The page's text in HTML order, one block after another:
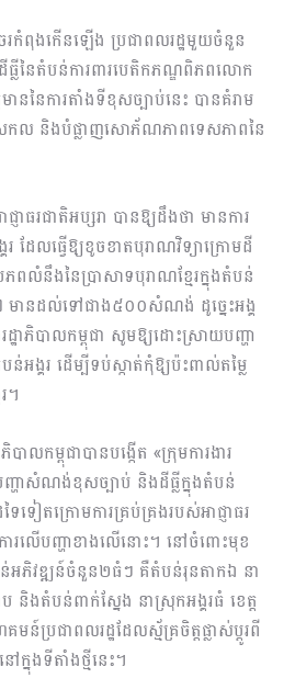
កំពុងកើនឡើង ប្រជាពលរដ្ឋមួយចំនួន
នៃតំបន់ការពារបេតិកភណ្ឌពិភពលោក
ាននៃការតាំងទីខុសច្បាប់នេះ បានគំរាម
កល និងបំផ្លាញសោភ័ណភាពទេសភាពនៃ
ធរជាតិអប្សរា បានឱ្យដឹងថា មានការ
ែលធ្វើឱ្យខូចខាតបុរាណវិទ្យាក្រោមដី
ពលំនឹងនៃប្រាសាទបុរាណខ្មែរក្នុងតំបន់
មានដល់ទៅជាង៥០០សំណង់ ដូច្នេះអង្គ
ឋាភិបាលកម្ពុជា សូមឱ្យដោះស្រាយបញ្ហា
ង្គរ ដើម្បីទប់ស្កាត់កុំឱ្យប៉ះពាល់តម្លៃ
។
ាលកម្ពុជាបានបង្កើត «ក្រុមការងារ
ហាសំណង់ខុសច្បាប់ និងដីធ្លីក្នុងតំបន់
ទៀតក្រោមការគ្រប់គ្រងរបស់អាជ្ញាធរ
ការលើបញ្ហាខាងលើនោះ។ នៅចំពោះមុខ
ន់អភិវឌ្ឍន៍ចំនួន២ធំៗ គឺតំបន់រុនតាកឯ នា
និងតំបន់ពាក់ស្នែង នាស្រុកអង្គរធំ ខេត្ត
ប្រជាពលរដ្ឋដែលស្ម័គ្រចិត្តផ្លាស់ប្ដូរពី
នុងទីតាំងថ្មីនេះ។